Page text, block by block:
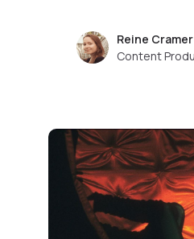
Reine Cramer
Content